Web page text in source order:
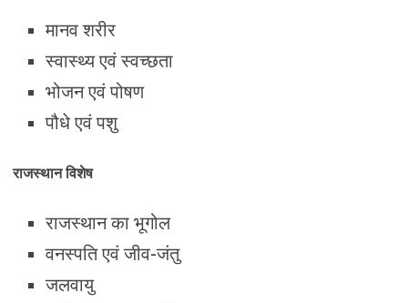
मानव शरीर
स्वास्थ्य एवं स्वच्छता
भोजन एवं पोषण
पौधे एवं पशु
राजस्थान विशेष
राजस्थान का भूगोल
वनस्पति एवं जीव-जंतु
जलवायु